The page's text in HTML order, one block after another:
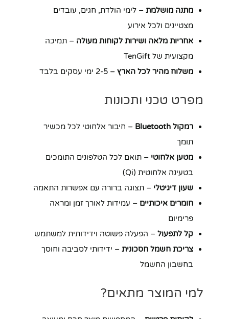
מתנה מושלמת – לימי הולדת, חגים, עובדים
מצטיינים ולכל אירוע
אחריות מלאה ושירות לקוחות מעולה – תמיכה
מקצועית של TenGift
משלוח מהיר לכל הארץ – 2-5 ימי עסקים בלבד
מפרט טכני ותכונות
רמקול Bluetooth
– חיבור אלחוטי לכל מכשיר
תומך
מטען אלחוטי – תואם לכל הטלפונים התומכים
בטעינה אלחוטית (Qi)
שעון דיגיטלי – תצוגה ברורה עם אפשרות התאמה
חומרים איכותיים – עמידות לאורך זמן ומראה
פרימיום
קל לתפעול – הפעלה פשוטה וידידותית למשתמש
צריכת חשמל חסכונית – ידידותי לסביבה וחוסך
בחשבון החשמל
למי המוצר מתאים?